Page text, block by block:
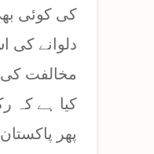
کی کوئی
دلوانے
مخالفت
کیا ہے کہ
پھر